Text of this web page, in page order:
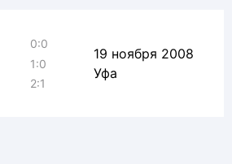
0:0
1:0
2:1
19 ноября 2008
Уфа